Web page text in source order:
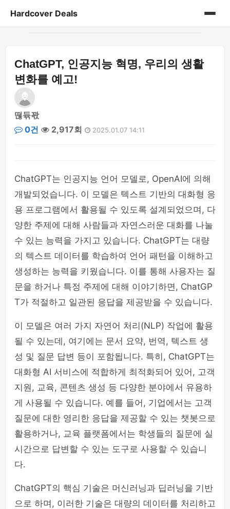
Hardcover Deals
게시판
ChatGPT, 인공지능 혁명, 우리의 생활
변화를 예고!
떦듂꽋
0건
2,917회 2025.01.07 14:11
ChatGPT는 인공지능 언어 모델로, OpenAI에 의해
개발되었습니다. 이 모델은 텍스트 기반의 대화형 응
용 프로그램에서 활용될 수 있도록 설계되었으며, 다
양한 주제에 대해 사람들과 자연스러운 대화를 나눌
수 있는 능력을 가지고 있습니다. ChatGPT는 대량
의 텍스트 데이터를 학습하여 언어 패턴을 이해하고
생성하는 능력을 키웠습니다. 이를 통해 사용자는 질
문을 하거나 특정 주제에 대해 이야기하면, ChatGP
T가 적절하고 일관된 응답을 제공받을 수 있습니다.
이 모델은 여러 가지 자연어 처리(NLP) 작업에 활용
될 수 있는데, 여기에는 문서 요약, 번역, 텍스트 생
성 및 질문 답변 등이 포함됩니다. 특히, ChatGPT는
대화형 AI 서비스에 적합하게 최적화되어 있어, 고객
지원, 교육, 콘텐츠 생성 등 다양한 분야에서 유용하
게 사용될 수 있습니다. 예를 들어, 기업에서는 고객
질문에 대한 영리한 응답을 제공할 수 있는 챗봇으로
활용하거나, 교육 플랫폼에서는 학생들의 질문에 실
시간으로 답변할 수 있는 도구로 사용할 수 있습니
다.
ChatGPT의 핵심 기술은 머신러닝과 딥러닝을 기반
으로 하며, 이러한 기술은 대량의 데이터를 처리하고